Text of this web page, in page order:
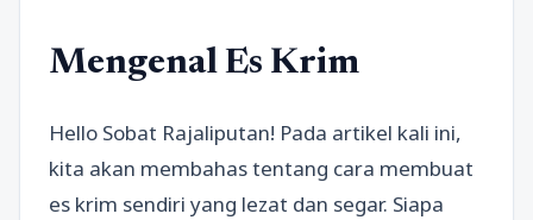
Mengenal Es Krim
Hello Sobat Rajaliputan! Pada artikel kali ini,
kita akan membahas tentang cara membuat
es krim sendiri yang lezat dan segar. Siapa